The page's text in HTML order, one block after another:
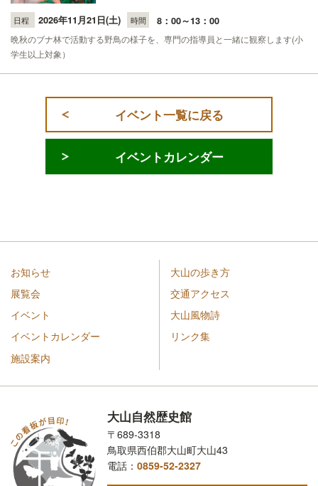
日程 2026年11月21日(土) 時間 8：00～13：00
晩秋のブナ林で活動する野鳥の様子を、専門の指導員と一緒に観察します(小
学生以上対象）
イベント一覧に戻る
イベントカレンダー
お知らせ
展覧会
イベント
イベントカレンダー
施設案内
大山の歩き方
交通アクセス
大山風物詩
リンク集
大山自然歴史館
〒689-3318
鳥取県西伯郡大山町大山43
電話：0859-52-2327